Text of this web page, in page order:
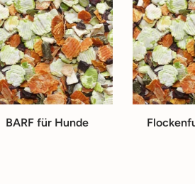
BARF für Hunde